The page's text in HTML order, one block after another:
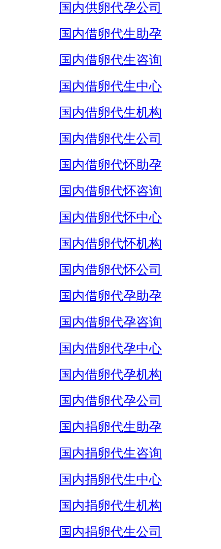
国内供卵代孕公司
国内借卵代生助孕
国内借卵代生咨询
国内借卵代生中心
国内借卵代生机构
国内借卵代生公司
国内借卵代怀助孕
国内借卵代怀咨询
国内借卵代怀中心
国内借卵代怀机构
国内借卵代怀公司
国内借卵代孕助孕
国内借卵代孕咨询
国内借卵代孕中心
国内借卵代孕机构
国内借卵代孕公司
国内捐卵代生助孕
国内捐卵代生咨询
国内捐卵代生中心
国内捐卵代生机构
国内捐卵代生公司